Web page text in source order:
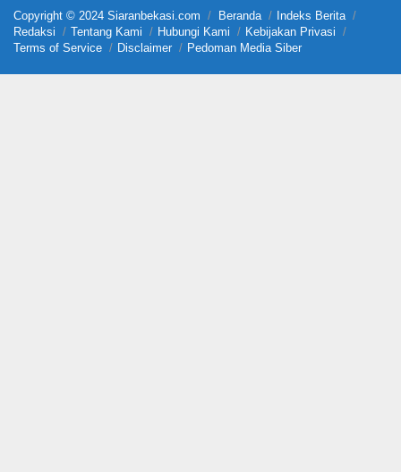
Copyright © 2024 Siaranbekasi.com Beranda
Indeks Berita
Redaksi
Tentang Kami Hubungi Kami
Kebijakan Privasi
Terms of Service
Disclaimer Pedoman Media Siber